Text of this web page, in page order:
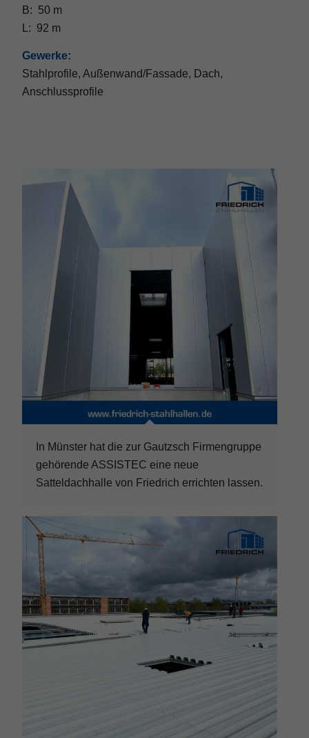
B: 50 m
L: 92 m
Gewerke:
Stahlprofile, Außenwand/Fassade, Dach,
Anschlussprofile
In Münster hat die zur Gautzsch Firmengruppe
gehörende ASSISTEC eine neue
Satteldachhalle von Friedrich errichten lassen.